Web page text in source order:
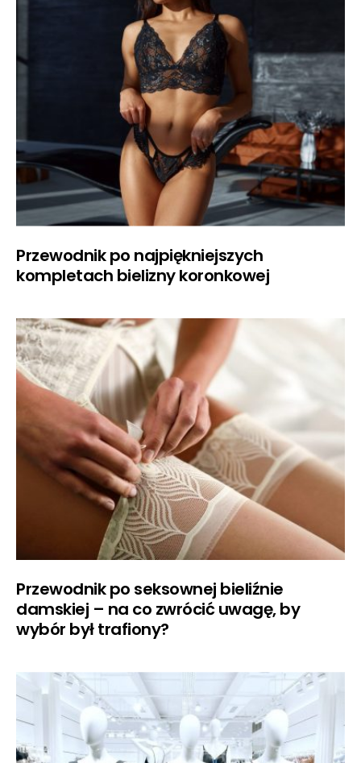
Przewodnik po najpiękniejszych
kompletach bielizny koronkowej
Przewodnik po seksownej bieliźnie
damskiej – na co zwrócić uwagę, by
wybór był trafiony?